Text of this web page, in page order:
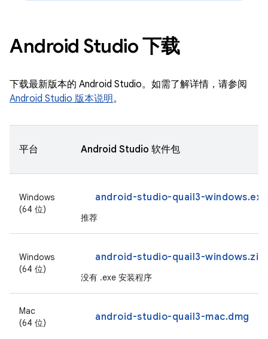
Android Studio 下载
下载最新版本的 Android Studio。如需了解详情，请参阅
Android Studio 版本说明。
平台 Android Studio 软件包
Windows
(64 位)
android-studio-quail3-windows.exe
推荐
Windows
(64 位)
android-studio-quail3-windows.zip
没有 .exe 安装程序
Mac
(64 位)
android-studio-quail3-mac.dmg